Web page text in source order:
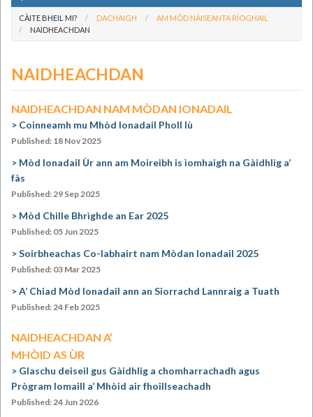
CÀITE BHEIL MI? DACHAIGH
AM MÒD NÀISEANTA RÌOGHAIL
NAIDHEACHDAN
NAIDHEACHDAN
NAIDHEACHDAN NAM MÒDAN IONADAIL
Coinneamh mu Mhòd Ionadail Pholl Iù
Published: 18 Nov 2025
Mòd Ionadail Ùr ann am Moireibh is ìomhaigh na Gàidhlig a’
fàs
Published: 29 Sep 2025
Mòd Chille Bhrìghde an Ear 2025
Published: 05 Jun 2025
Soirbheachas Co-labhairt nam Mòdan Ionadail 2025
Published: 03 Mar 2025
A’ Chiad Mòd Ionadail ann an Siorrachd Lannraig a Tuath
Published: 24 Feb 2025
NAIDHEACHDAN A’
MHÒID AS ÙR
Glaschu deiseil gus Gàidhlig a chomharrachadh agus
Prògram Iomaill a’ Mhòid air fhoillseachadh
Published: 24 Jun 2026